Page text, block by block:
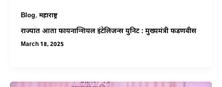
Blog, महाराष्ट्र
राज्यात आता फायनान्शियल इंटेलिजन्स युनिट : मुख्यमंत्री फडणवीस
March 18, 2025